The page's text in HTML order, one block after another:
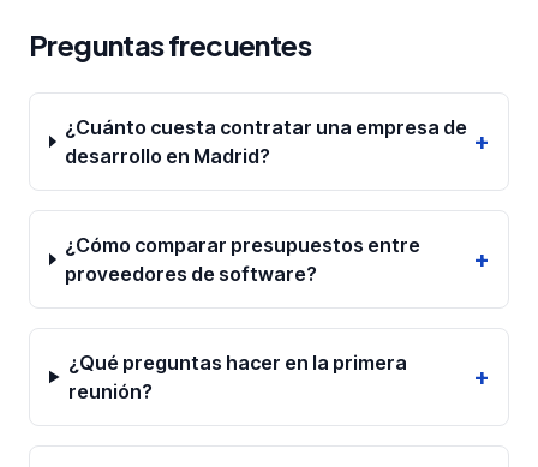
Preguntas frecuentes
¿Cuánto cuesta contratar una empresa de
desarrollo en Madrid?
+
¿Cómo comparar presupuestos entre
proveedores de software?
+
¿Qué preguntas hacer en la primera
reunión?
+